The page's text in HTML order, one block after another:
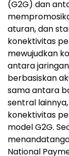
(G2G) dan
aturan, dan
konektivitas
mewujudkan
antara
berbasiskan
sama antara
sentral
konektivitas
model G2G.
National